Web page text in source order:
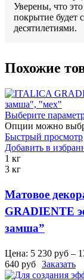
Уверены, что это
покрытие будет
десятилетиями.
Похожие
Выберите
Опции можно
Быстрый просмотр
Добавить в
1 кг
3 кг
Матовое
GRADIENTE
замша”
Цена: 5 230 руб –
640 руб Заказать